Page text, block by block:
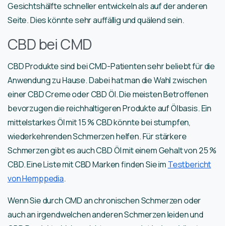
Gesichtshälfte schneller entwickeln als auf der anderen
Seite. Dies könnte sehr auffällig und quälend sein.
CBD bei CMD
CBD Produkte sind bei CMD-Patienten sehr beliebt für die
Anwendung zu Hause. Dabei hat man die Wahl zwischen
einer CBD Creme oder CBD Öl. Die meisten Betroffenen
bevorzugen die reichhaltigeren Produkte auf Ölbasis. Ein
mittelstarkes Öl mit 15 % CBD könnte bei stumpfen,
wiederkehrenden Schmerzen helfen. Für stärkere
Schmerzen gibt es auch CBD Öl mit einem Gehalt von 25 %
CBD. Eine Liste mit CBD Marken finden Sie im Testbericht
von Hemppedia.
Wenn Sie durch CMD an chronischen Schmerzen oder
auch an irgendwelchen anderen Schmerzen leiden und